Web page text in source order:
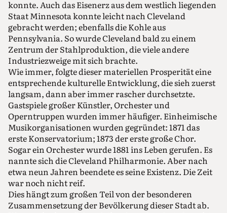
konnte. Auch das Eisenerz aus dem westlich liegenden
Staat Minnesota konnte leicht nach Cleveland
gebracht werden; ebenfalls die Kohle aus
Pennsylvania. So wurde Cleveland bald zu einem
Zentrum der Stahlproduktion, die viele andere
Industriezweige mit sich brachte.
Wie immer, folgte dieser materiellen Prosperität eine
entsprechende kulturelle Entwicklung, die sieh zuerst
langsam, dann aber immer rascher durchsetzte.
Gastspiele großer Künstler, Orchester und
Operntruppen wurden immer häufiger. Einheimische
Musikorganisationen wurden gegründet: 1871 das
erste Konservatorium; 1873 der erste große Chor.
Sogar ein Orchester wurde 1881 ins Leben gerufen. Es
nannte sich die Cleveland Philharmonie. Aber nach
etwa neun Jahren beendete es seine Existenz. Die Zeit
war noch nicht reif.
Dies hängt zum großen Teil von der besonderen
Zusammensetzung der Bevölkerung dieser Stadt ab.